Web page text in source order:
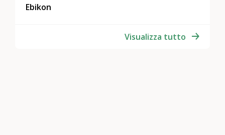
Ebikon
Visualizza tutto